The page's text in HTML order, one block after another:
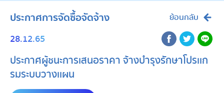
ประกาศการจัดซื้อจัดจ้าง ย้อนกลับ
28.12.65
ประกาศผู้ชนะการเสนอราคา จ้างบำรุงรักษาโปรเเก
รมระบบวางเเผน